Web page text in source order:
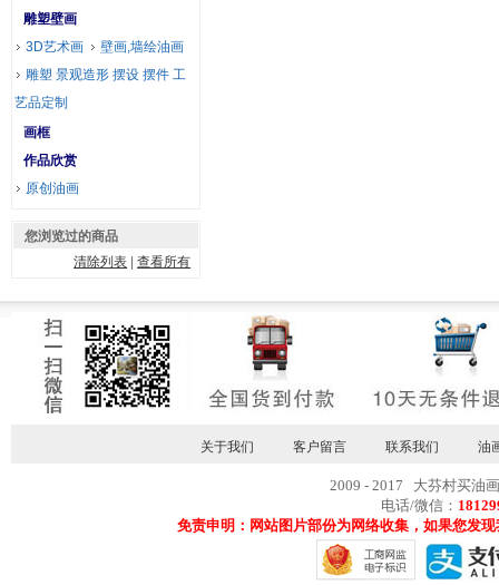
雕塑壁画
3D艺术画
壁画,墙绘油画
雕塑 景观造形 摆设 摆件 工
艺品定制
画框
作品欣赏
原创油画
您浏览过的商品
清除列表 |查看所有
关于我们 客户留言 联系我们 油
2009 - 2017 大芬村买油
电话/微信：
免责申明：网站图片部份为网络收集，如果您发